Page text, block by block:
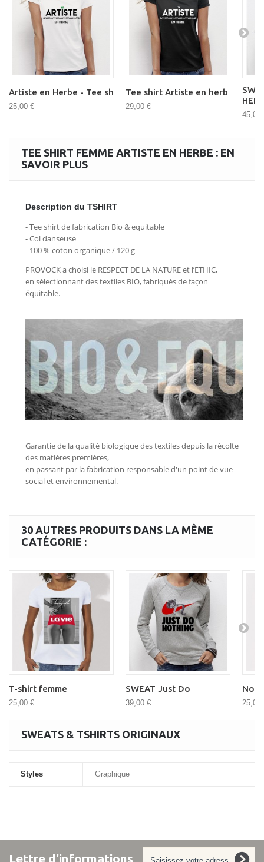
Artiste en Herbe - Tee sh
25,00 €
Tee shirt Artiste en herb
29,00 €
45,00
TEE SHIRT FEMME ARTISTE EN HERBE : EN
SAVOIR PLUS
30 AUTRES PRODUITS DANS LA MÊME
CATÉGORIE :
T-shirt femme
25,00 €
SWEAT Just Do
39,00 €
No
25,00
SWEATS & TSHIRTS ORIGINAUX
Styles Graphique
Lettre d'informations